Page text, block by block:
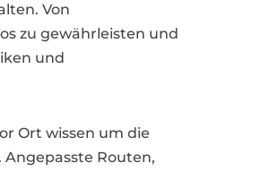
Von
zu gewährleisten und
und
Ort wissen um die
Routen,